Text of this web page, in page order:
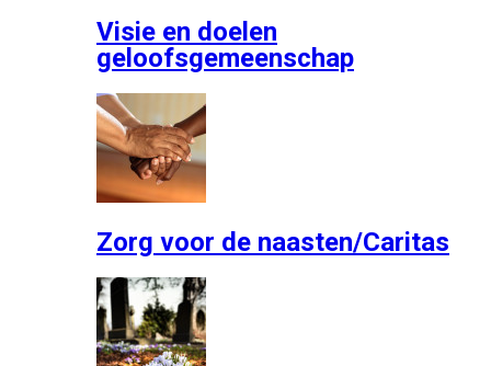
Visie en doelen
geloofsgemeenschap
Zorg voor de naasten/Caritas